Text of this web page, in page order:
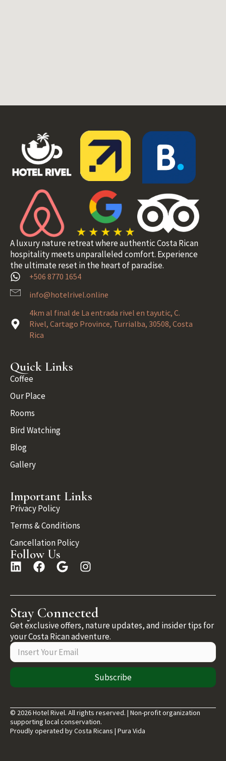
A luxury nature retreat where authentic Costa Rican
hospitality meets unparalleled comfort. Experience
the ultimate reset in the heart of paradise.
+506 8770 1654
info@hotelrivel.online
4km al final de La entrada rivel en tayutic, C.
Rivel, Cartago Province, Turrialba, 30508, Costa
Rica
Quick Links
Coffee
Our Place
Rooms
Bird Watching
Blog
Gallery
Important Links
Privacy Policy
Terms & Conditions
Cancellation Policy
Follow Us
Stay Connected
Get exclusive offers, nature updates, and insider tips for
your Costa Rican adventure.
Subscribe
© 2026 Hotel Rivel. All rights reserved. | Non-profit organization
supporting local conservation.
Proudly operated by Costa Ricans | Pura Vida